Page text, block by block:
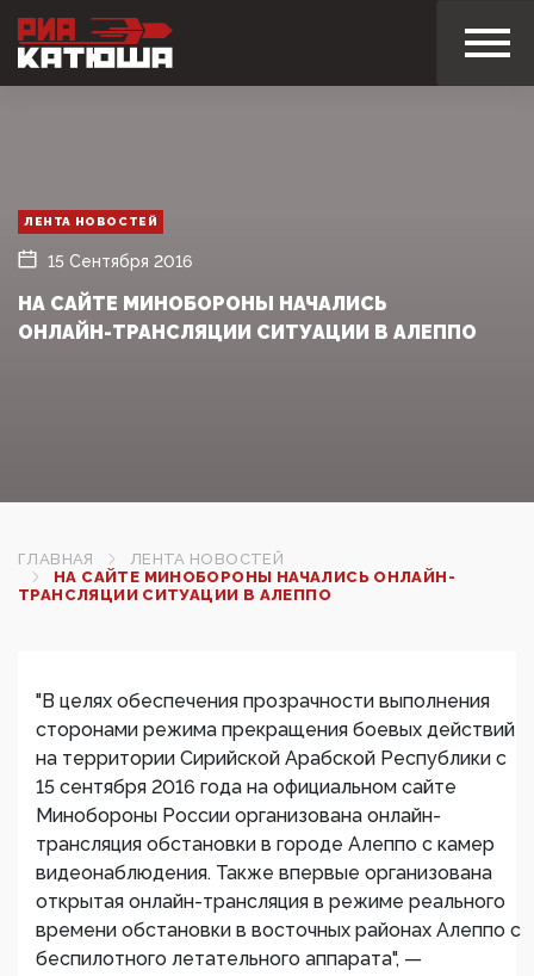
ЛЕНТА НОВОСТЕЙ
15 Сентября 2016
НА САЙТЕ МИНОБОРОНЫ НАЧАЛИСЬ
ОНЛАЙН-ТРАНСЛЯЦИИ СИТУАЦИИ В АЛЕППО
ГЛАВНАЯ
ЛЕНТА НОВОСТЕЙ
НА САЙТЕ МИНОБОРОНЫ НАЧАЛИСЬ ОНЛАЙН-
ТРАНСЛЯЦИИ СИТУАЦИИ В АЛЕППО
"В целях обеспечения прозрачности выполнения
сторонами режима прекращения боевых действий
на территории Сирийской Арабской Республики с
15 сентября 2016 года на официальном сайте
Минобороны России организована онлайн-
трансляция обстановки в городе Алеппо с камер
видеонаблюдения. Также впервые организована
открытая онлайн-трансляция в режиме реального
времени обстановки в восточных районах Алеппо с
беспилотного летательного аппарата", —